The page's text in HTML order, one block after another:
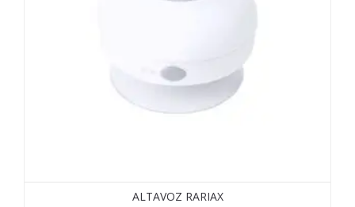
ALTAVOZ RARIAX